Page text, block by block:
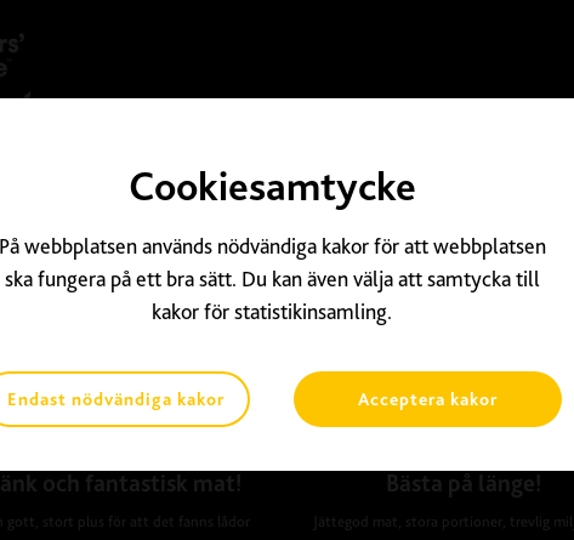
och fantastisk mat!
gott, stort plus för att det fanns lådor
Bästa på länge!
Jättegod mat, stora portioner, trevlig
Cookiesamtycke
webbplatsen används nödvändiga kakor för att webbplatsen
ska fungera på ett bra sätt. Du kan även välja att samtycka till
kakor för statistikinsamling.
Endast nödvändiga kakor Acceptera kakor